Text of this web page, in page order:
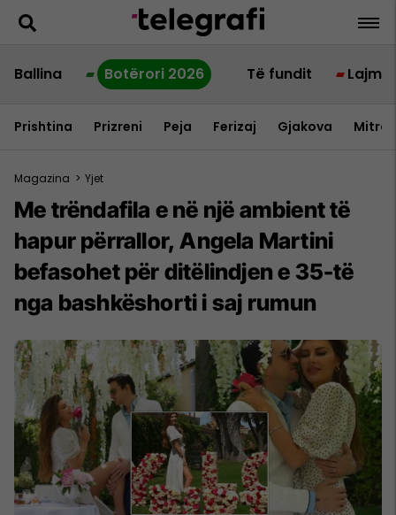
Ballina Botërori 2026 Të fundit Lajme
Prishtina Prizreni Peja Ferizaj Gjakova
Magazina > Yjet
Me trëndafila e në një ambient të
hapur përrallor, Angela Martini
befasohet për ditëlindjen e 35-të
nga bashkëshorti i saj rumun